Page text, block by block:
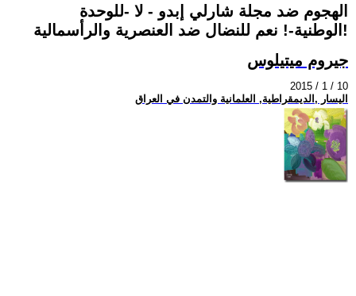
الهجوم ضد مجلة شارلي إبدو - لا -للوحدة
الوطنية-! نعم للنضال ضد العنصرية والرأسمالية!
جيروم ميتيلوس
2015 / 1 / 10
اليسار ,الديمقراطية, العلمانية والتمدن في العراق